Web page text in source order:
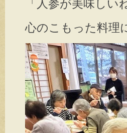
「人参が美味しい
心のこもった料理